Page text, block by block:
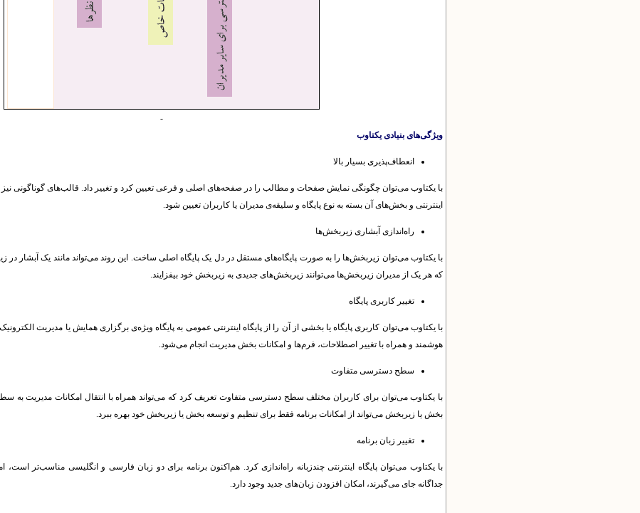
-
ویژگی‌های بنیادی یکتاوب
انعطاف‌پذیری بسیار بالا
با یکتاوب می‌توان چگونگی نمایش صفحات و مطالب را در صفحه‌های اصلی و فرعی تعیین کرد و تغییر داد. قالب‌های گوناگونی
اینترنتی و بخش‌های آن بسته به نوع پایگاه و سلیقه‌ی مدیران یا کاربران تعیین شود.
راه‌اندازی آبشاری زیربخش‌ها
با یکتاوب می‌توان زیربخش‌ها را به صورت پایگاه‌های مستقل در دل یک پایگاه اصلی ساخت. این روند می‌تواند مانند یک آبشار در
که هر یک از مدیران زیربخش‌ها می‌توانند زیربخش‌های جدیدی به زیربخش خود بیفزایند.
تغییر کاربری پایگاه
با یکتاوب می‌توان کاربری پایگاه یا بخشی از آن را از پایگاه اینترنتی عمومی به پایگاه ویژه‌ی برگزاری همایش یا مدیریت
هوشمند و همراه با تغییر اصطلاحات، فرم‌ها و امکانات بخش مدیریت انجام می‌شود.
سطح دسترسی متفاوت
با یکتاوب می‌توان برای کاربران مختلف سطح دسترسی متفاوت تعریف کرد که می‌تواند همراه با انتقال امکانات مدیریت به
بخش‌ یا زیربخش‌ می‌تواند از امکانات برنامه فقط برای تنظیم و توسعه بخش یا زیربخش خود بهره ببرد.
تغییر زبان برنامه
با یکتاوب می‌توان پایگاه اینترنتی چندزبانه راه‌اندازی کرد. هم‌اکنون برنامه برای دو زبان فارسی و انگلیسی مناسب‌تر
جداگانه جای می‌گیرند، امکان افزودن زبان‌های جدید وجود دارد.